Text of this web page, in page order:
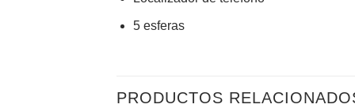
5 esferas
PRODUCTOS